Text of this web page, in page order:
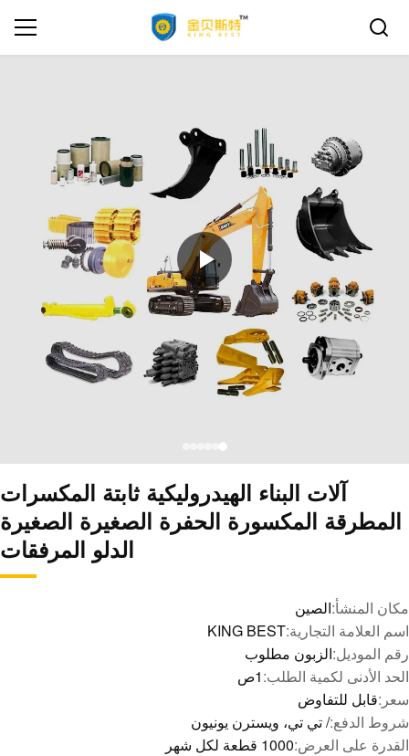
آلات البناء الهيدروليكية ثابتة المكسرات
المطرقة المكسورة الحفرة الصغيرة الصغيرة
الدلو المرفقات
مكان المنشأ:الصين
اسم العلامة التجارية:KING BEST
رقم الموديل:الزبون مطلوب
الحد الأدنى لكمية الطلب:1ص
سعر:قابل للتفاوض
شروط الدفع:/ تي تي، ويسترن يونيون
القدرة على العرض:1000 قطعة لكل شهر